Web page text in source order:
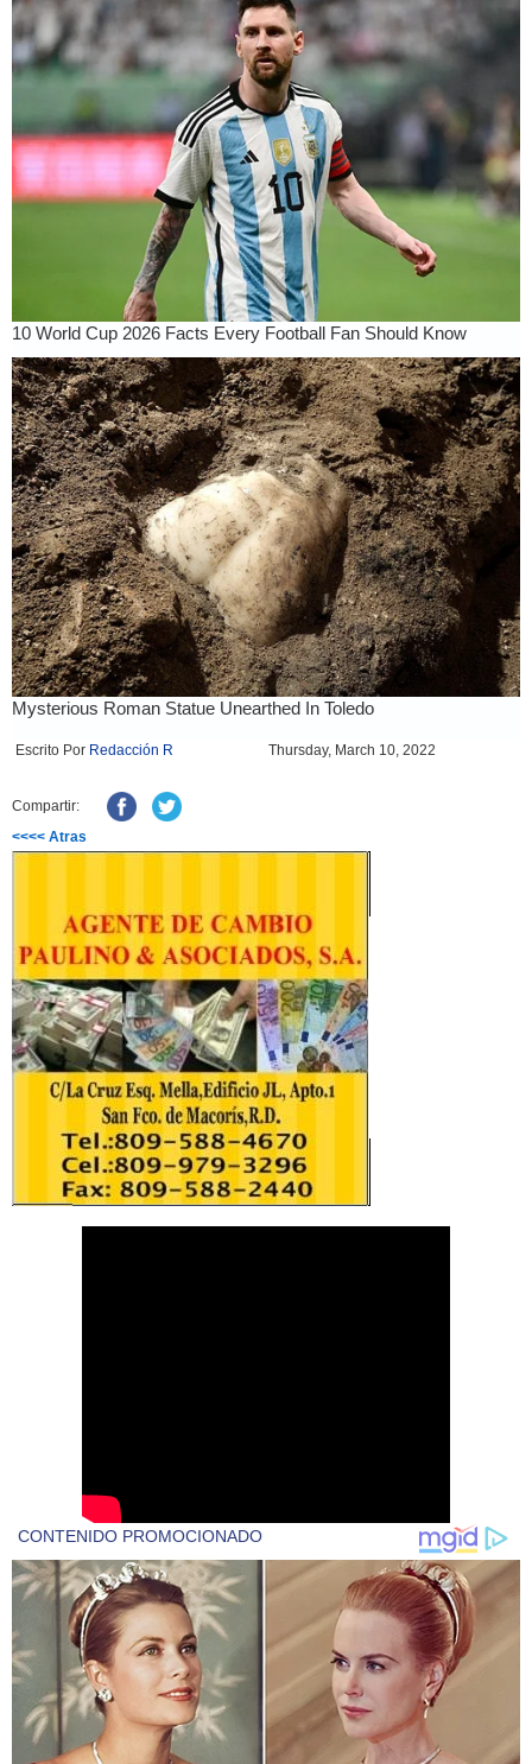
Escrito Por Redacción R Thursday, March 10, 2022
Compartir:
<<<< Atras